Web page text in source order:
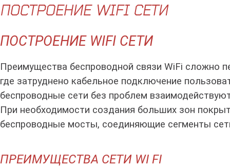
ПОСТРОЕНИЕ WIFI СЕТИ
ПОСТРОЕНИЕ WIFI СЕТИ
Преимущества беспроводной связи WiFi сложно
где затруднено кабельное подключение
беспроводные сети без проблем
При необходимости создания больших зон
беспроводные мосты, соединяющие сегменты
ПРЕИМУЩЕСТВА СЕТИ WI FI